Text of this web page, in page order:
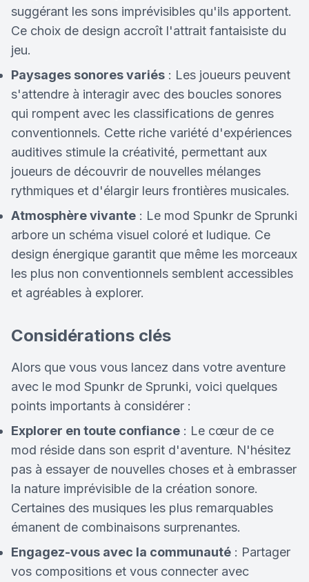
suggérant les sons imprévisibles qu'ils apportent.
Ce choix de design accroît l'attrait fantaisiste du
jeu.
Paysages sonores variés : Les joueurs peuvent
s'attendre à interagir avec des boucles sonores
qui rompent avec les classifications de genres
conventionnels. Cette riche variété d'expériences
auditives stimule la créativité, permettant aux
joueurs de découvrir de nouvelles mélanges
rythmiques et d'élargir leurs frontières musicales.
Atmosphère vivante : Le mod Spunkr de Sprunki
arbore un schéma visuel coloré et ludique. Ce
design énergique garantit que même les morceaux
les plus non conventionnels semblent accessibles
et agréables à explorer.
Considérations clés
Alors que vous vous lancez dans votre aventure
avec le mod Spunkr de Sprunki, voici quelques
points importants à considérer :
Explorer en toute confiance : Le cœur de ce
mod réside dans son esprit d'aventure. N'hésitez
pas à essayer de nouvelles choses et à embrasser
la nature imprévisible de la création sonore.
Certaines des musiques les plus remarquables
émanent de combinaisons surprenantes.
Engagez-vous avec la communauté : Partager
vos compositions et vous connecter avec